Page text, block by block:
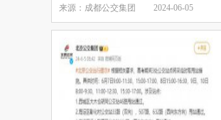
来源：成都公交集团 2024-06-05